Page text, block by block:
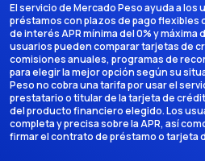
El servicio de Mercado Peso ayuda a
préstamos con plazos de pago flexibles
de interés APR mínima del 0% y máxima
usuarios pueden comparar tarjetas de
comisiones anuales, programas de
para elegir la mejor opción según su
Peso no cobra una tarifa por usar el
prestatario o titular de la tarjeta de
del producto financiero elegido. Los
completa y precisa sobre la APR, así
firmar el contrato de préstamo o tarjeta